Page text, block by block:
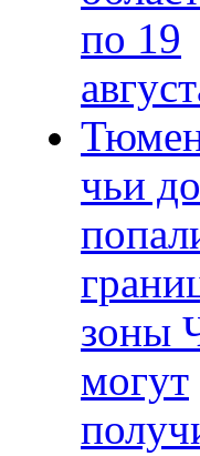
по 19
чьи
зоны
могут